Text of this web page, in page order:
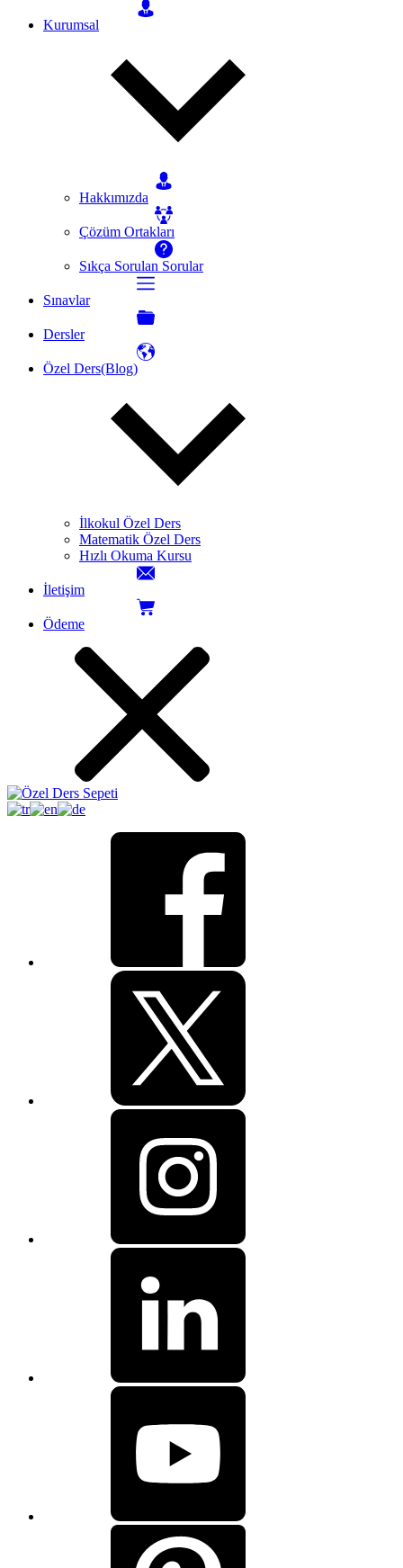
Kurumsal
Hakkımızda
Çözüm Ortakları
Sıkça Sorulan Sorular
Sınavlar
Dersler
Özel Ders(Blog)
İlkokul Özel Ders
Matematik Özel Ders
Hızlı Okuma Kursu
İletişim
Ödeme